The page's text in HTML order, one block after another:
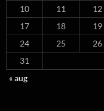
10
11 12
17
18 19
24
25 26
31
« aug